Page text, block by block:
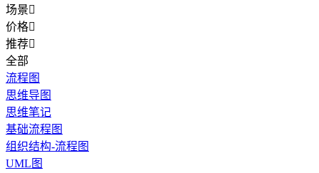
场景
价格
推荐
全部
流程图
思维导图
思维笔记
基础流程图
组织结构-流程图
UML图